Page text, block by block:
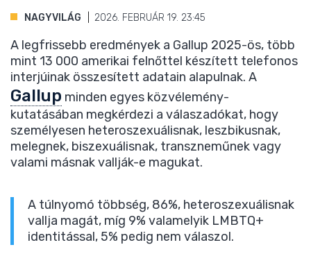
NAGYVILÁG 2026. FEBRUÁR 19. 23:45
A legfrissebb eredmények a Gallup 2025-ös, több
mint 13 000 amerikai felnőttel készített telefonos
interjúinak összesített adatain alapulnak. A
Gallup minden egyes közvélemény-
kutatásában megkérdezi a válaszadókat, hogy
személyesen heteroszexuálisnak, leszbikusnak,
melegnek, biszexuálisnak, transzneműnek vagy
valami másnak vallják-e magukat.
A túlnyomó többség, 86%, heteroszexuálisnak
vallja magát, míg 9% valamelyik LMBTQ+
identitással, 5% pedig nem válaszol.